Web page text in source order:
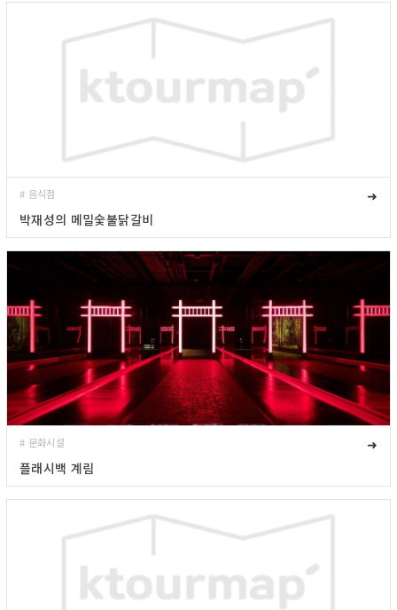
# 음식점
➜
박재성의 메밀숯불닭갈비
# 문화시설
➜
플래시백 계림